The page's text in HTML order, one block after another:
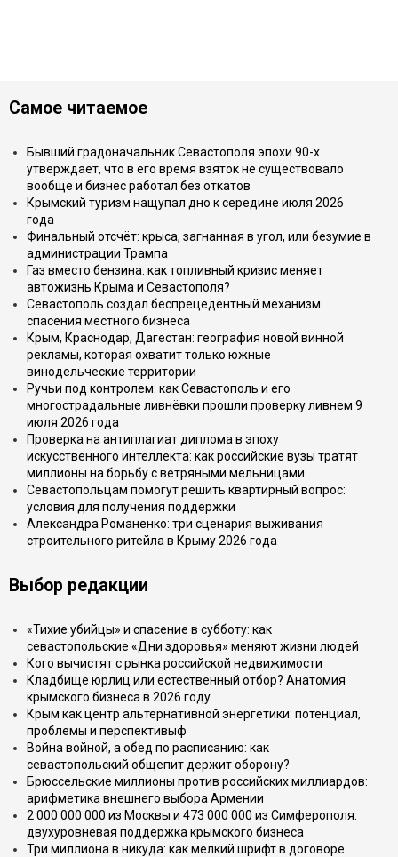
Самое читаемое
Бывший градоначальник Севастополя эпохи 90-х
утверждает, что в его время взяток не существовало
вообще и бизнес работал без откатов
Крымский туризм нащупал дно к середине июля 2026
года
Финальный отсчёт: крыса, загнанная в угол, или безумие в
администрации Трампа
Газ вместо бензина: как топливный кризис меняет
автожизнь Крыма и Севастополя?
Севастополь создал беспрецедентный механизм
спасения местного бизнеса
Крым, Краснодар, Дагестан: география новой винной
рекламы, которая охватит только южные
винодельческие территории
Ручьи под контролем: как Севастополь и его
многострадальные ливнёвки прошли проверку ливнем 9
июля 2026 года
Проверка на антиплагиат диплома в эпоху
искусственного интеллекта: как российские вузы тратят
миллионы на борьбу с ветряными мельницами
Севастопольцам помогут решить квартирный вопрос:
условия для получения поддержки
Александра Романенко: три сценария выживания
строительного ритейла в Крыму 2026 года
Выбор редакции
«Тихие убийцы» и спасение в субботу: как
севастопольские «Дни здоровья» меняют жизни людей
Кого вычистят с рынка российской недвижимости
Кладбище юрлиц или естественный отбор? Анатомия
крымского бизнеса в 2026 году
Крым как центр альтернативной энергетики: потенциал,
проблемы и перспективыф
Война войной, а обед по расписанию: как
севастопольский общепит держит оборону?
Брюссельские миллионы против российских миллиардов:
арифметика внешнего выбора Армении
2 000 000 000 из Москвы и 473 000 000 из Симферополя:
двухуровневая поддержка крымского бизнеса
Три миллиона в никуда: как мелкий шрифт в договоре